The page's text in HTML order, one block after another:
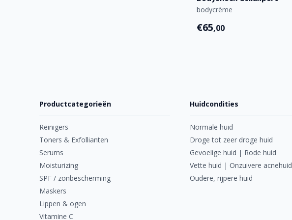
bodycrème
€65,00
Productcategorieën
Reinigers
Toners & Exfollianten
Serums
Moisturizing
SPF / zonbescherming
Maskers
Lippen & ogen
Vitamine C
Huidcondities
Normale huid
Droge tot zeer droge huid
Gevoelige huid | Rode huid
Vette huid | Onzuivere acnehuid
Oudere, rijpere huid